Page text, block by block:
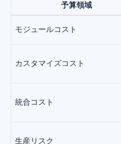
予算領域
モジュールコスト
カスタマイズコスト
統合コスト
生産リスク